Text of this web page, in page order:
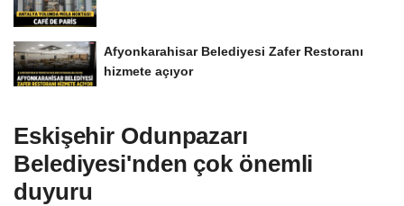
Afyonkarahisar Belediyesi Zafer Restoranı
hizmete açıyor
Eskişehir Odunpazarı
Belediyesi'nden çok önemli
duyuru